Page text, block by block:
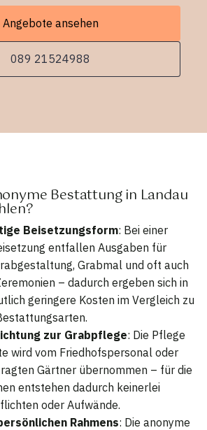
Angebote ansehen
089 21524988
Bestattung in Landau
Beisetzungsform: Bei einer
entfallen Ausgaben für
Grabmal und oft auch
– dadurch ergeben sich in
geringere Kosten im Vergleich zu
zur Grabpflege: Die Pflege
wird vom Friedhofspersonal oder
Gärtner übernommen – für die
entstehen dadurch keinerlei
oder Aufwände.
Rahmens: Die anonyme